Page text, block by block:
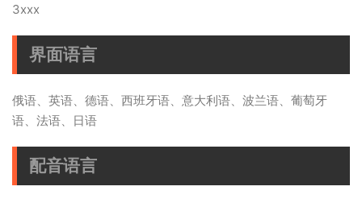
3xxx
界面语言
俄语、英语、德语、西班牙语、意大利语、波兰语、葡萄牙
语、法语、日语
配音语言